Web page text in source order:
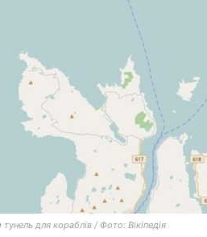
для кораблів / Фото: Вікіпедія